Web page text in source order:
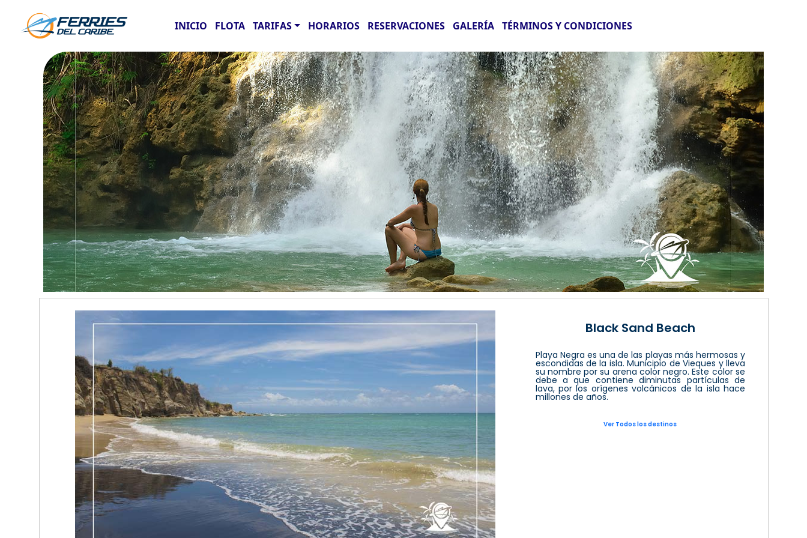
INICIO FLOTA TARIFAS HORARIOS RESERVACIONES GALERÍA TÉRMINOS Y CONDICIONES
Black Sand Beach
Playa Negra es una de las playas más hermosas y
escondidas de la isla. Municipio de Vieques y lleva
su nombre por su arena color negro. Este color se
debe a que contiene diminutas partículas de
lava, por los orígenes volcánicos de la isla hace
millones de años.
Ver Todos los destinos